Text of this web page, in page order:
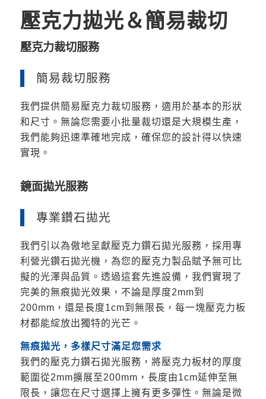
壓克力拋光＆簡易裁切
壓克力裁切服務
簡易裁切服務
我們提供簡易壓克力裁切服務，適用於基本的形狀
和尺寸。無論您需要小批量裁切還是大規模生產，
我們能夠迅速準確地完成，確保您的設計得以快速
實現。
鏡面拋光服務
專業鑽石拋光
我們引以為傲地呈獻壓克力鑽石拋光服務，採用專
利營光鑽石拋光機，為您的壓克力製品賦予無可比
擬的光澤與品質。透過這套先進設備，我們實現了
完美的無痕拋光效果，不論是厚度2mm到
200mm，還是長度1cm到無限長，每一塊壓克力板
材都能綻放出獨特的光芒。
無痕拋光，多樣尺寸滿足您需求
我們的壓克力鑽石拋光服務，將壓克力板材的厚度
範圍從2mm擴展至200mm，長度由1cm延伸至無
限長，讓您在尺寸選擇上擁有更多彈性。無論是微